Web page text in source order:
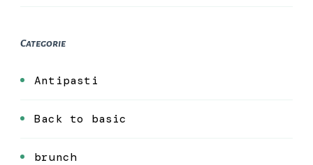
Categorie
Antipasti
Back to basic
brunch